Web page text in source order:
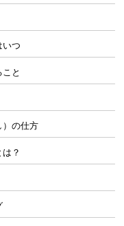
いつ
と
）の仕方
？